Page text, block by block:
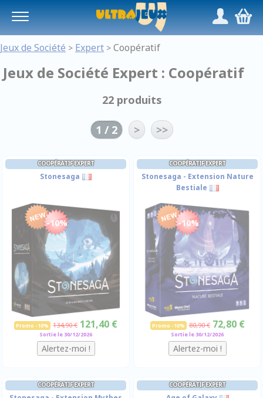
/,
Jeux de Société > Expert > Coopératif
Jeux de Société Expert : Coopératif
22 produits
1 / 2 > >>
COOPÉRATIF EXPERT
Stonesaga
-10%
Promo -10% 134,90 € 121,40 €
Sortie le 30/12/2026
COOPÉRATIF EXPERT
Stonesaga - Extension Nature
Bestiale
-10%
Promo -10% 80,90 € 72,80 €
Sortie le 30/12/2026
COOPÉRATIF EXPERT COOPÉRATIF EXPERT